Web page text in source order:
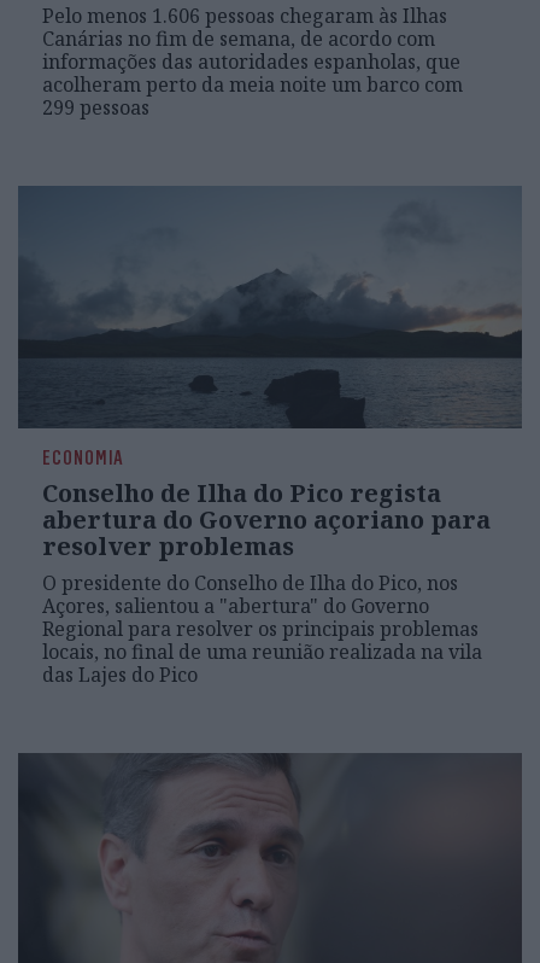
Pelo menos 1.606 pessoas chegaram às Ilhas
Canárias no fim de semana, de acordo com
informações das autoridades espanholas, que
acolheram perto da meia noite um barco com
299 pessoas
ECONOMIA
Conselho de Ilha do Pico regista
abertura do Governo açoriano para
resolver problemas
O presidente do Conselho de Ilha do Pico, nos
Açores, salientou a "abertura" do Governo
Regional para resolver os principais problemas
locais, no final de uma reunião realizada na vila
das Lajes do Pico